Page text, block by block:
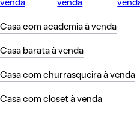
venda
venda
Casa com academia à venda
Casa barata à venda
Casa com churrasqueira à venda
Casa com closet à venda